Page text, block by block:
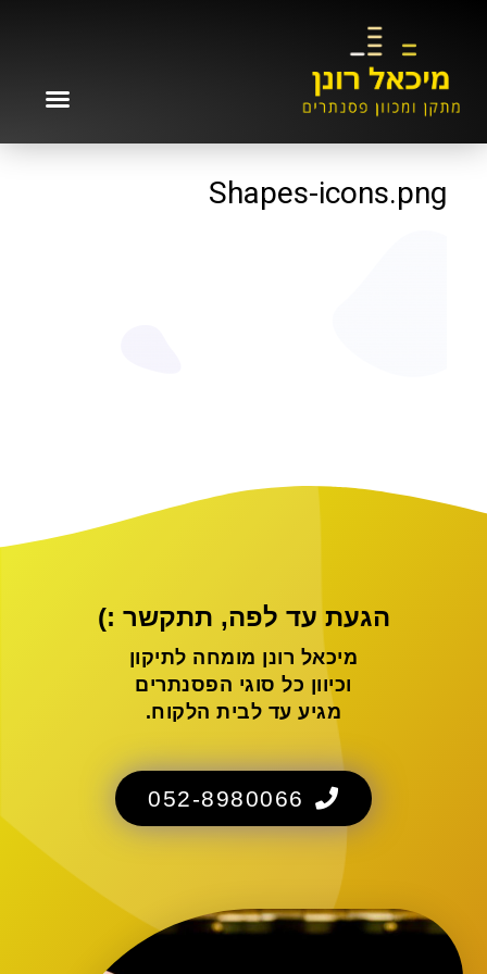
Shapes-icons.png
הגעת עד לפה, תתקשר :)
מיכאל רונן מומחה לתיקון
וכיוון כל סוגי הפסנתרים
מגיע עד לבית הלקוח.
052-8980066